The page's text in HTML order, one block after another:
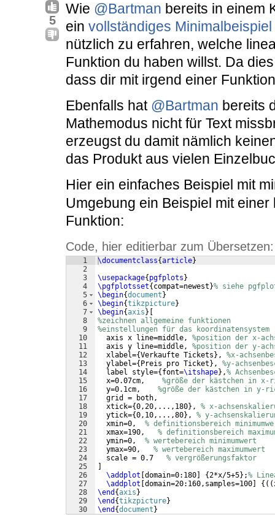
5
Wie @Bartman bereits in einem
ein vollständiges Minimalbeispiel
nützlich zu erfahren, welche
Funktion du haben willst. Da
dass dir mit irgend einer
Ebenfalls hat @Bartman bereits
Mathemodus nicht für Text
erzeugst du damit nämlich
das Produkt aus vielen
Hier ein einfaches Beispiel mit
Umgebung ein Beispiel mit
Funktion:
Code, hier editierbar zum Übersetzen:
1
2
3
4
5
6
7
8
9
10
11
12
13
14
15
16
17
18
19
20
21
22
23
24
25
26
27
28
29
30
\documentclass{article}
\usepackage{ pgfplots }
\pgfplotsset{ compat=newest }% siehe
\begin{document }
\begin{tikzpicture}
\begin{axis }
%zeichnen allgemeine funktionen
%einstellungen für das koordinatensystem
  axis x line=middle,
%position der x-
  axis y line=middle,
%position der y-
  xlabel=
{Verkaufte Tickets } , %x-
  ylabel=
{ Preis pro Ticket } , %y-
  label style=
{ font=\itshape} ,%
  x=0.07cm,
%größe der kästchen in x-
  y=0.1cm,
%größe der kästchen in y-
  grid = both,
  xtick=
{0,20,...,180} , % x-
  ytick=
{0,10,...,80} , % y-
  xmin=0,
% definitionsbereich
  xmax=190,
% definitionsbereich
  ymin=0,
% wertebereich minimumwert
  ymax=90,
% wertebereich maximumwert
  scale = 0.7
% vergrößerungsfaktor
\addplot domain=0:180 {2*x/5+5} ;%
\addplot domain=20:160,samples=100 {((
\end {axis }
\end {tikzpicture}
\end {document }